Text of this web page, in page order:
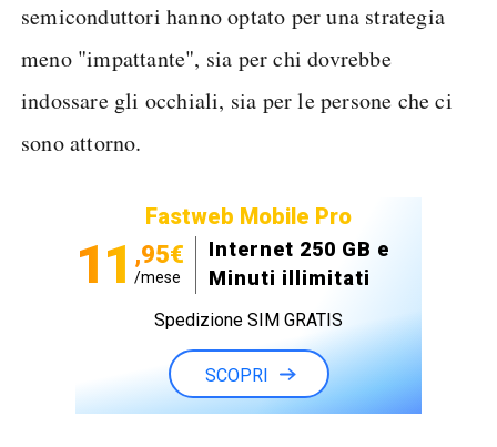
semiconduttori hanno optato per una strategia
meno "impattante", sia per chi dovrebbe
indossare gli occhiali, sia per le persone che ci
sono attorno.
Fastweb Mobile Pro
11 ,95€
/mese
Internet 250 GB e
Minuti illimitati
Spedizione SIM GRATIS
SCOPRI